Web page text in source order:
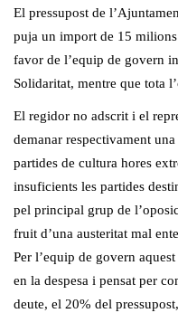
El pressupost de
puja un import de 15 milions
favor de l’equip de govern
Solidaritat, mentre que tota
El regidor no adscrit i el
demanar respectivament
partides de cultura hores
insuficients les partides
pel principal grup de
fruit d’una austeritat mal
Per l’equip de govern
en la despesa i pensat per
deute, el 20% del